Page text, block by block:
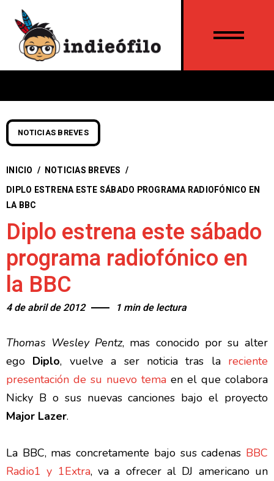
NOTICIAS BREVES
INICIO / NOTICIAS BREVES /
DIPLO ESTRENA ESTE SÁBADO PROGRAMA RADIOFÓNICO EN
LA BBC
Diplo estrena este sábado
programa radiofónico en
la BBC
4 de abril de 2012 1 min de lectura
Thomas Wesley Pentz, mas conocido por su alter
ego Diplo, vuelve a ser noticia tras la reciente
presentación de su nuevo tema en el que colabora
Nicky B o sus nuevas canciones bajo el proyecto
Major Lazer.
La BBC, mas concretamente bajo sus cadenas BBC
Radio1 y 1Extra, va a ofrecer al DJ americano un